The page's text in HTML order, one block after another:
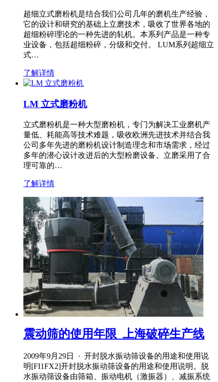
超细立式磨粉机是结合我们公司几年的磨机生产经验，
它的设计和研究的基础上立磨技术，吸收了世界各地的
超细粉碎理论的一种先进的轧机。本系列产品是一种专
业设备，包括超细粉碎，分级和交付。 LUM系列超细立
式…
了解详情
LM 立式磨粉机
立式磨粉机是一种大型磨粉机，专门为解决工业磨机产
量低、耗能高等技术难题，吸收欧洲先进技术并结合我
公司多年先进的磨粉机设计制造理念和市场需求，经过
多年的潜心设计改进后的大型粉磨设备。立磨采用了合
理可靠的…
了解详情
震动筛的使用年限_上海破碎生产线
2009年9月29日 · 开封脱水振动筛设备的用途和使用说
明[FI1FX2]开封脱水振动筛设备的用途和使用说明。脱
水振动筛设备由筛箱、振动电机（激振器）、减振系统